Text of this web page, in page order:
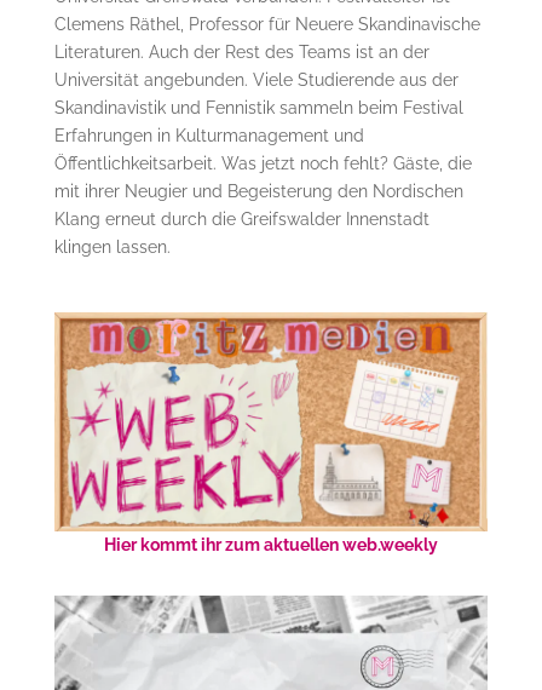
Clemens Räthel, Professor für Neuere Skandinavische
Literaturen. Auch der Rest des Teams ist an der
Universität angebunden. Viele Studierende aus der
Skandinavistik und Fennistik sammeln beim Festival
Erfahrungen in Kulturmanagement und
Öffentlichkeitsarbeit. Was jetzt noch fehlt? Gäste, die
mit ihrer Neugier und Begeisterung den Nordischen
Klang erneut durch die Greifswalder Innenstadt
klingen lassen.
Hier kommt ihr zum aktuellen web.weekly